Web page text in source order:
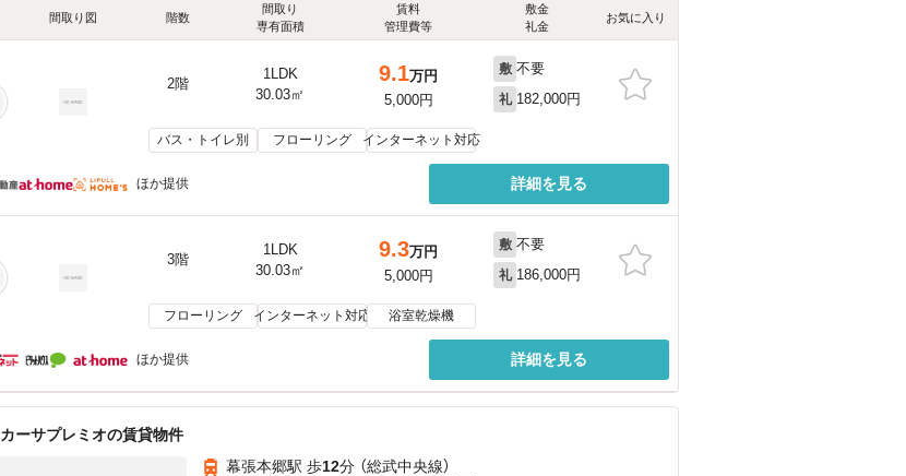
間取り図 階数
間取り
専有面積
賃料
管理費等
敷金
礼金
お気に入り
2階
1LDK
30.03㎡
9.1万円
5,000円
敷 不要
礼 182,000円
バス・トイレ別 フローリング インターネット対応
ほか提供 詳細を見る
3階
1LDK
30.03㎡
9.3万円
5,000円
敷 不要
礼 186,000円
フローリング インターネット対応 浴室乾燥機
ほか提供 詳細を見る
カーサプレミオの賃貸物件
幕張本郷駅 歩12分 （総武中央線）